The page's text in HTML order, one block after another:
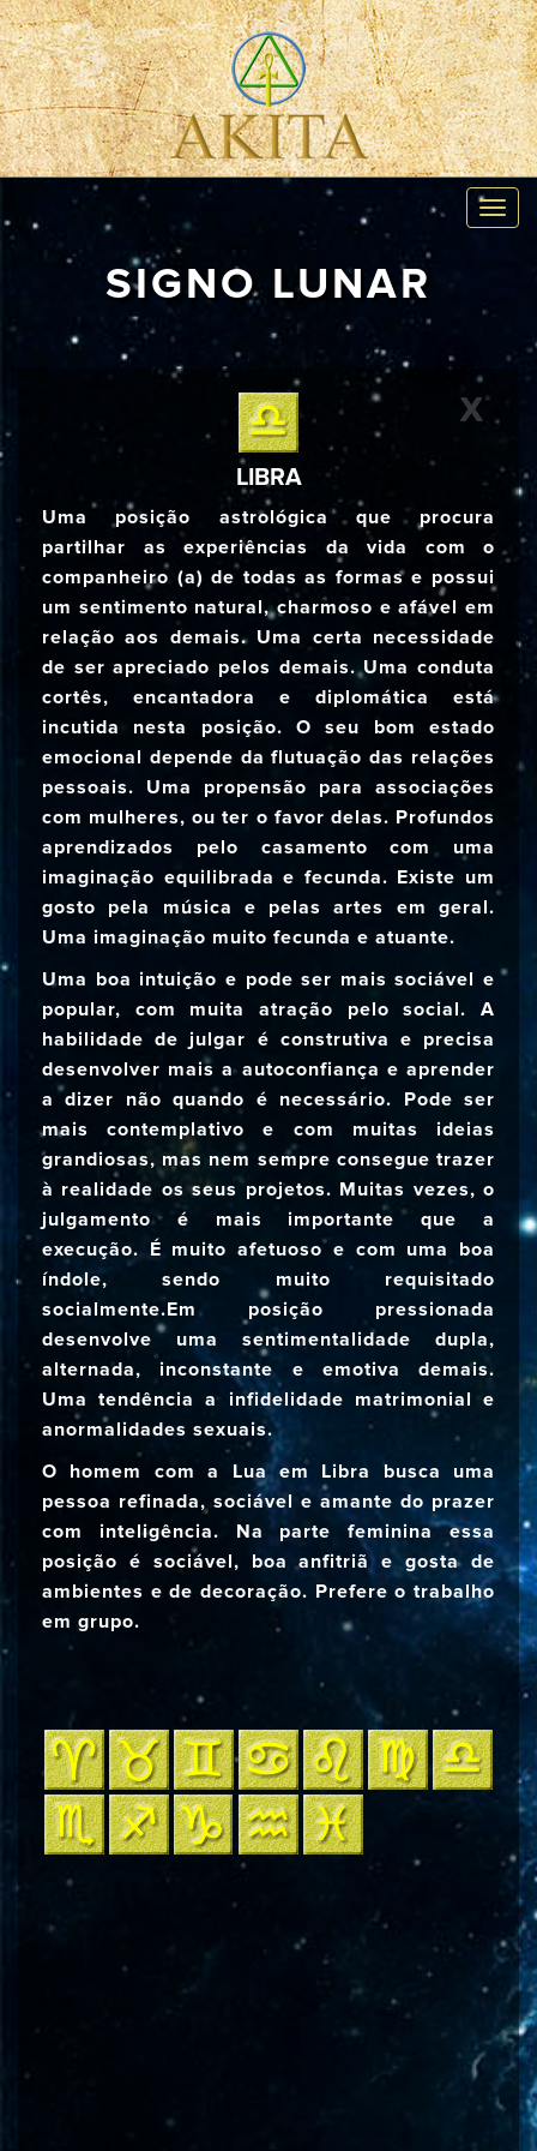
SIGNO LUNAR
X
LIBRA
Uma posição astrológica que procura
partilhar as experiências da vida com o
companheiro (a) de todas as formas e possui
um sentimento natural, charmoso e afável em
relação aos demais. Uma certa necessidade
de ser apreciado pelos demais. Uma conduta
cortês, encantadora e diplomática está
incutida nesta posição. O seu bom estado
emocional depende da flutuação das relações
pessoais. Uma propensão para associações
com mulheres, ou ter o favor delas. Profundos
aprendizados pelo casamento com uma
imaginação equilibrada e fecunda. Existe um
gosto pela música e pelas artes em geral.
Uma imaginação muito fecunda e atuante.
Uma boa intuição e pode ser mais sociável e
popular, com muita atração pelo social. A
habilidade de julgar é construtiva e precisa
desenvolver mais a autoconfiança e aprender
a dizer não quando é necessário. Pode ser
mais contemplativo e com muitas ideias
grandiosas, mas nem sempre consegue trazer
à realidade os seus projetos. Muitas vezes, o
julgamento é mais importante que a
execução. É muito afetuoso e com uma boa
índole, sendo muito requisitado
socialmente.Em posição pressionada
desenvolve uma sentimentalidade dupla,
alternada, inconstante e emotiva demais.
Uma tendência a infidelidade matrimonial e
anormalidades sexuais.
O homem com a Lua em Libra busca uma
pessoa refinada, sociável e amante do prazer
com inteligência. Na parte feminina essa
posição é sociável, boa anfitriã e gosta de
ambientes e de decoração. Prefere o trabalho
em grupo.